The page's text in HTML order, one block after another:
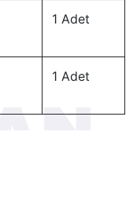
1 Adet
1 Adet